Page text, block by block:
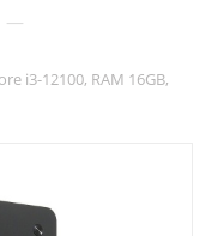
—
i3-12100, RAM 16GB,